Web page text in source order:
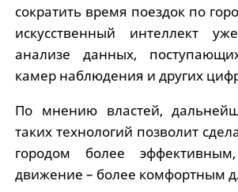
сократить время поездок по
искусственный интеллект
анализе данных,
камер наблюдения и других
По мнению властей,
таких технологий позволит
городом более
движение – более комфортным